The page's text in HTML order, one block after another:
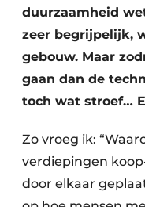
duurzaamheid
zeer begrijpelijk,
gebouw. Maar
gaan dan de
toch wat stroef…
Zo vroeg ik:
verdiepingen
door elkaar